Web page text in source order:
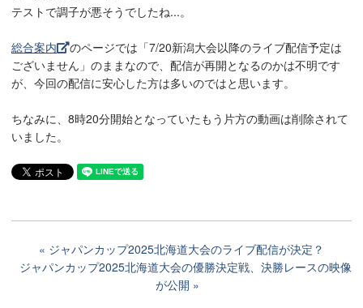
テストで調子が悪そうでしたね...。
総合案内
のページでは「7/20新潟大会以降のライブ配信予定は
ございません」のままなので、配信が再開となるのかは不明です
が、今回の配信に安心した方は多いのではと思います。
ちなみに、8時20分開始となっていたもう片方の動画は削除されて
いました。
ジャパンカップ2025北海道大会のライブ配信が決定？
ジャパンカップ2025北海道大会の優勝決定戦、決勝レースの映像
が公開